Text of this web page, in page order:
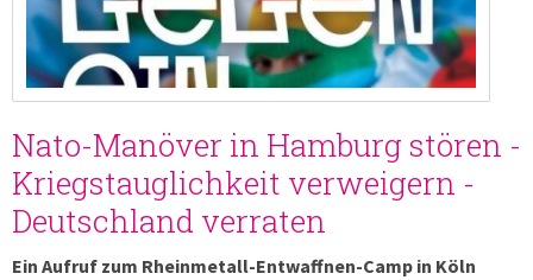
Nato-Manöver in Hamburg stören -
Kriegstauglichkeit verweigern -
Deutschland verraten
Ein Aufruf zum Rheinmetall-Entwaffnen-Camp in Köln